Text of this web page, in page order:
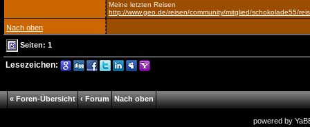
Meine letzten Reisen
http://www.geo.de/reisen/community/mitglied/schokolade55/
Nach oben
Seiten: 1
Lesezeichen:
« Foren-Übersicht ‹ Forum Nach oben
powered by